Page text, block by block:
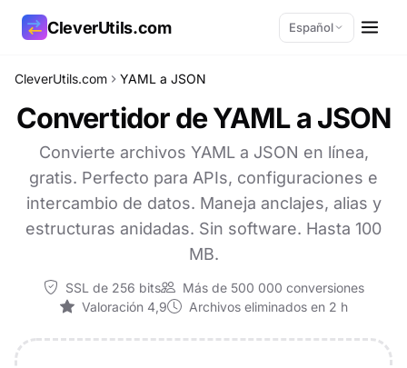
CleverUtils.com Español
CleverUtils.com YAML a JSON
Convertidor de YAML a JSON
Convierte archivos YAML a JSON en línea,
gratis. Perfecto para APIs, configuraciones e
intercambio de datos. Maneja anclajes, alias y
estructuras anidadas. Sin software. Hasta 100
MB.
SSL de 256 bits
Más de 500 000 conversiones
Valoración 4,9
Archivos eliminados en 2 h
Copiar enlace